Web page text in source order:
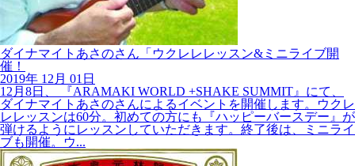
ダイナマイトあさのさん「ウクレレレッスン&ミニライブ開
催！
2019年
12月8日、 『ARAMAKI WORLD +SHAKE SUMMIT』にて、
ダイナマイトあさのさんによるイベントを開催します。ウクレ
レレッスンは60分。初めての方にも『ハッピーバースデー』が
弾けるようにレッスンしていただきます。終了後は、ミニライ
ブも開催。ウ...